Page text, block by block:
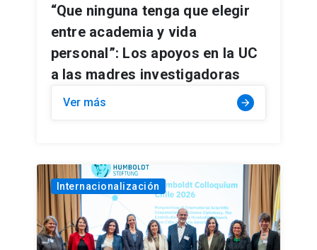
“Que ninguna tenga que elegir
entre academia y vida
personal”: Los apoyos en la UC
a las madres investigadoras
Ver más arrow_forward
Internacionalización